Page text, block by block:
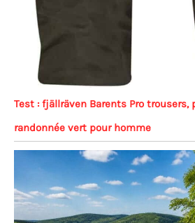
Test : fjällräven Barents Pro trousers,
randonnée vert pour homme